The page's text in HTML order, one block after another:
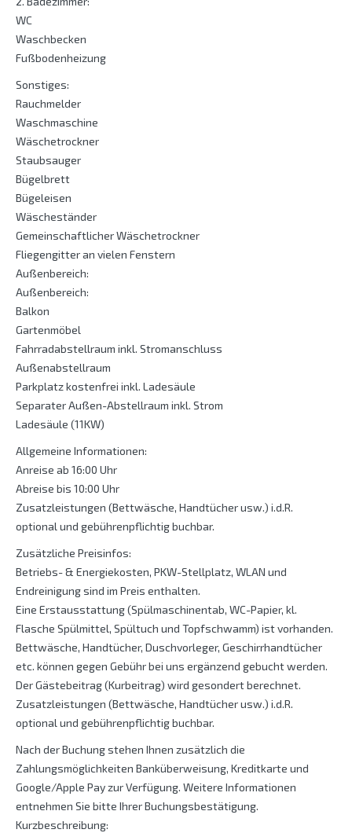
WC
Waschbecken
Fußbodenheizung
Sonstiges:
Rauchmelder
Waschmaschine
Wäschetrockner
Staubsauger
Bügelbrett
Bügeleisen
Wäscheständer
Gemeinschaftlicher Wäschetrockner
Fliegengitter an vielen Fenstern
Außenbereich:
Außenbereich:
Balkon
Gartenmöbel
Fahrradabstellraum inkl. Stromanschluss
Außenabstellraum
Parkplatz kostenfrei inkl. Ladesäule
Separater Außen-Abstellraum inkl. Strom
Ladesäule (11KW)
Allgemeine Informationen:
Anreise ab 16:00 Uhr
Abreise bis 10:00 Uhr
Zusatzleistungen (Bettwäsche, Handtücher usw.) i.d.R.
optional und gebührenpflichtig buchbar.
Zusätzliche Preisinfos:
Betriebs- & Energiekosten, PKW-Stellplatz, WLAN und
Endreinigung sind im Preis enthalten.
Eine Erstausstattung (Spülmaschinentab, WC-Papier, kl.
Flasche Spülmittel, Spültuch und Topfschwamm) ist vorhanden.
Bettwäsche, Handtücher, Duschvorleger, Geschirrhandtücher
etc. können gegen Gebühr bei uns ergänzend gebucht werden.
Der Gästebeitrag (Kurbeitrag) wird gesondert berechnet.
Zusatzleistungen (Bettwäsche, Handtücher usw.) i.d.R.
optional und gebührenpflichtig buchbar.
Nach der Buchung stehen Ihnen zusätzlich die
Zahlungsmöglichkeiten Banküberweisung, Kreditkarte und
Google/Apple Pay zur Verfügung. Weitere Informationen
entnehmen Sie bitte Ihrer Buchungsbestätigung.
Kurzbeschreibung: